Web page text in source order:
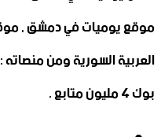
موقع يوميات في دمشق ,
العربية السورية ومن
بوك 4 مليون متابع .